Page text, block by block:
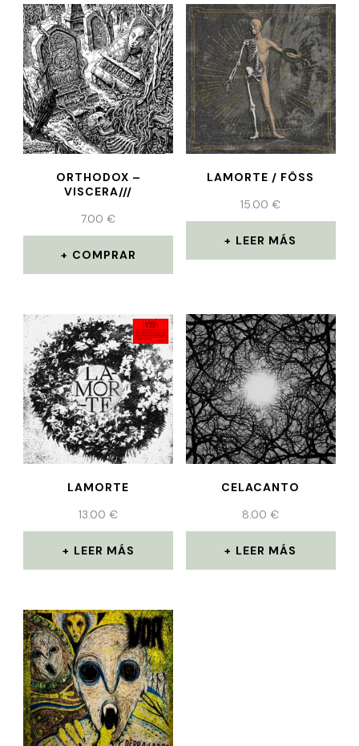
ORTHODOX –
VISCERA///
7.00€
COMPRAR
LAMORTE / FÖSS
15.00€
LEER MÁS
LAMORTE
13.00€
LEER MÁS
CELACANTO
8.00€
LEER MÁS